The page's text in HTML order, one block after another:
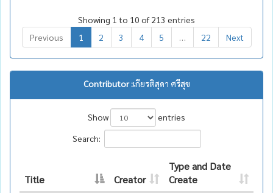
Showing 1 to 10 of 213 entries
Previous
1 2 3 4 5 22 Next
Contributor :เกียรติสุดา ศรีสุข
Show
entries
Search:
Title Creator
Type and Date
Create